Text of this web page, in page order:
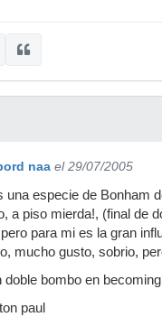
naa el 29/07/2005
una especie de Bonham
a piso mierda!, (final de
para mi es la gran
mucho gusto, sobrio,
doble bombo en
paul